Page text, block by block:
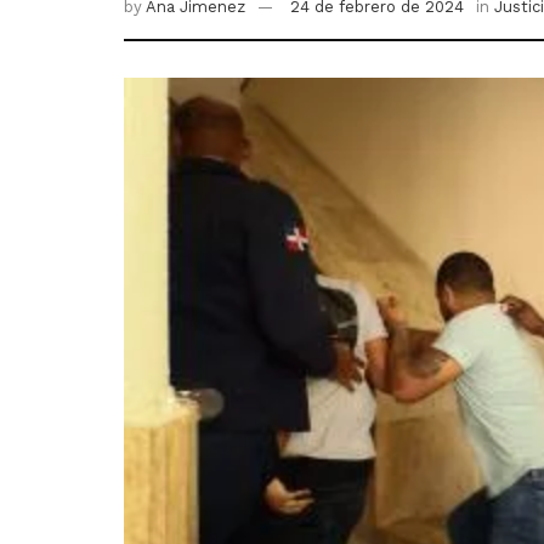
by Ana Jimenez 24 de febrero de 2024 in